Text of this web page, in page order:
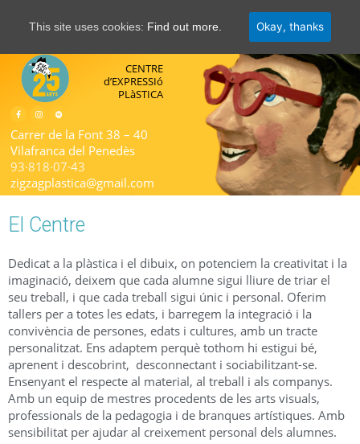
CENTRE
d’EXPRESSIó
PLàSTICA​
Carrer de la Font 38 – 40
Vilafranca del Penedès
93·818·07·43
zigzagplastica@gmail.com
El Centre
Dedicat a la plàstica i el dibuix, on potenciem la creativitat i la
imaginació, deixem que cada alumne sigui lliure de triar el
seu treball, i que cada treball sigui únic i personal. Oferim
tallers per a totes les edats, i barregem la integració i la
convivència de persones, edats i cultures, amb un tracte
personalitzat. Ens adaptem perquè tothom hi estigui bé,
aprenent i descobrint, desconnectant i sociabilitzant-se.
Ensenyant el respecte al material, al treball i als companys.
Amb un equip de mestres procedents de les arts visuals,
professionals de la pedagogia i de branques artístiques. Amb
sensibilitat per ajudar al creixement personal dels alumnes.
This site uses cookies: Find out more. Okay, thanks